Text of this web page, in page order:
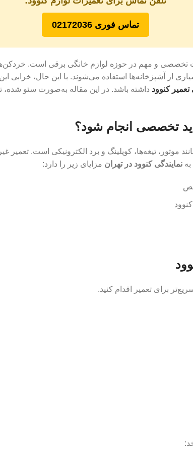
تماس فوری 02172036
از آشپزخانه‌ها استفاده می‌شوند. با این حال، خرابی
تعمیر کنوود داشته باشد. در این مقاله به‌صورت سئو
تخصصی انجام شود؟
تیغه‌ها، کوپلینگ و برد الکترونیکی است. تعمیر
نمایندگی کنوود در تهران مزایای زیر را دارد:
برای تعمیر اقدام کنید.